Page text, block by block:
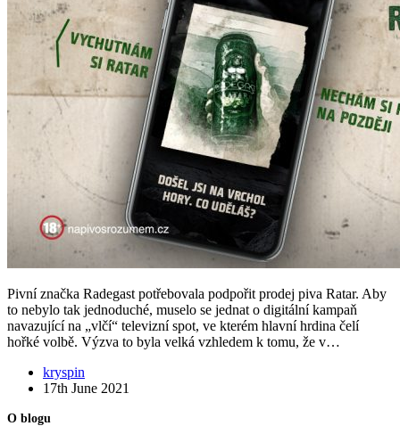
Pivní značka Radegast potřebovala podpořit prodej piva Ratar. Aby
to nebylo tak jednoduché, muselo se jednat o digitální kampaň
navazující na „vlčí“ televizní spot, ve kterém hlavní hrdina čelí
hořké volbě. Výzva to byla velká vzhledem k tomu, že v…
kryspin
17th June 2021
O blogu